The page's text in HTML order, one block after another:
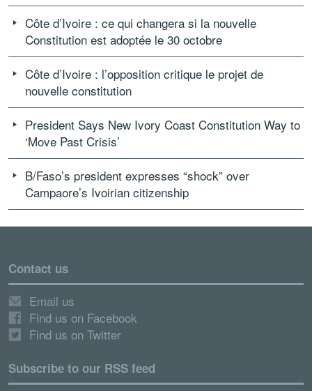
Côte d’Ivoire : ce qui changera si la nouvelle
Constitution est adoptée le 30 octobre
Côte d’Ivoire : l’opposition critique le projet de
nouvelle constitution
President Says New Ivory Coast Constitution Way to
‘Move Past Crisis’
B/Faso’s president expresses “shock” over
Campaore’s Ivoirian citizenship
Contact us
Email us
Find us on Facebook
Find us on Twitter
Subscribe to our RSS feed